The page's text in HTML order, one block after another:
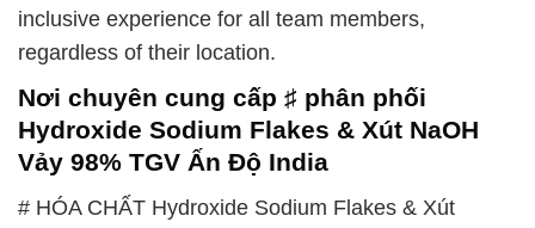
inclusive experience for all team members,
regardless of their location.
Nơi chuyên cung cấp ♯ phân phối
Hydroxide Sodium Flakes & Xút NaOH
Vảy 98% TGV Ấn Độ India
# HÓA CHẤT Hydroxide Sodium Flakes & Xút